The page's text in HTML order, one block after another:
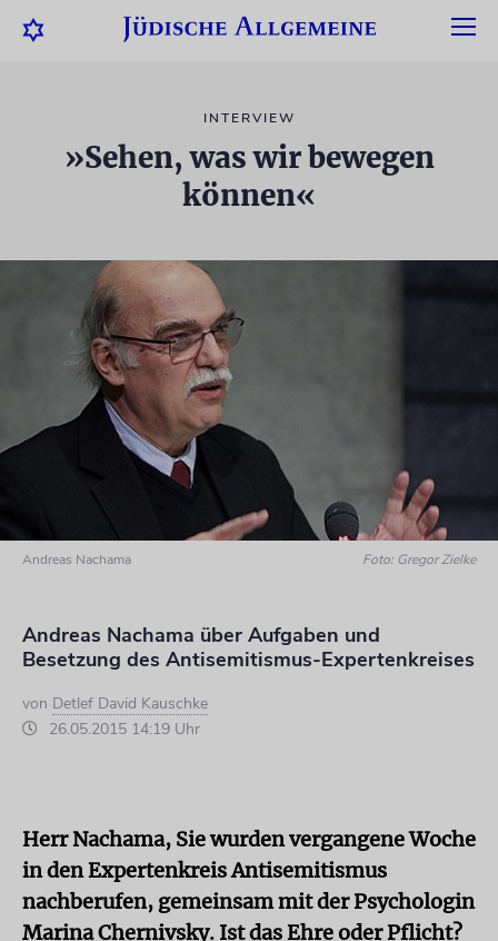
INTERVIEW
»Sehen, was wir bewegen
können«
Andreas Nachama Foto: Gregor Zielke
Andreas Nachama über Aufgaben und
Besetzung des Antisemitismus-Expertenkreises
von Detlef David Kauschke
26.05.2015 14:19 Uhr
Herr Nachama, Sie wurden vergangene Woche
in den Expertenkreis Antisemitismus
nachberufen, gemeinsam mit der Psychologin
Marina Chernivsky. Ist das Ehre oder Pflicht?